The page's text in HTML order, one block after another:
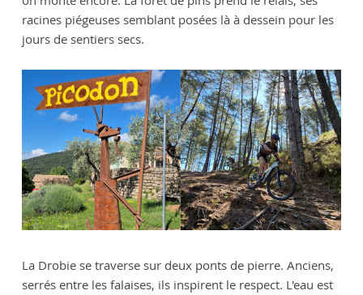
racines piégeuses semblant posées là à dessein pour les
jours de sentiers secs.
La Drobie se traverse sur deux ponts de pierre. Anciens,
serrés entre les falaises, ils inspirent le respect. L'eau est